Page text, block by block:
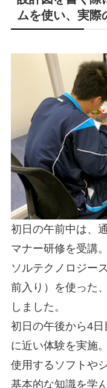
ムを使い、実際
初日の午前中は、
マナー研修を受講
ソルテクノロジー
前入り）を使った
しました。
初日の午後から4
に近い体験を実施
使用するソフトや
基本的な知識を学